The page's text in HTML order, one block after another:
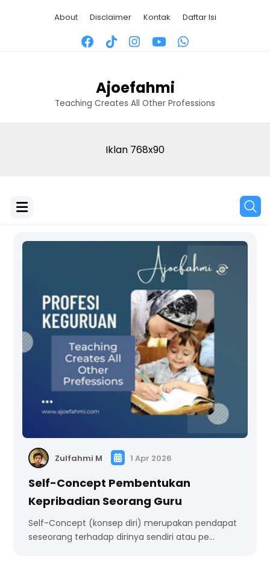
About Disclaimer Kontak Daftar Isi
Ajoefahmi
Teaching Creates All Other Professions
Iklan 768x90
Zulfahmi M 1 Apr 2026
Self-Concept Pembentukan
Kepribadian Seorang Guru
Self-Concept (konsep diri) merupakan pendapat
seseorang terhadap dirinya sendiri atau pe…